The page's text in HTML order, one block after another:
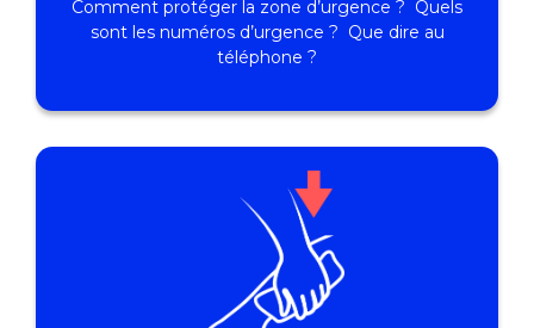
Comment protéger la zone d’urgence ? Quels
sont les numéros d’urgence ? Que dire au
téléphone ?